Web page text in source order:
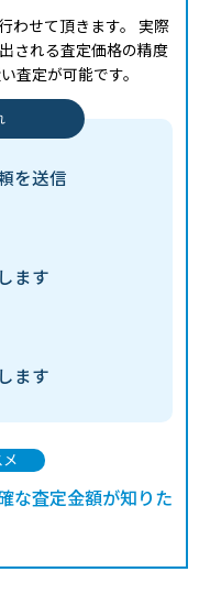
わせて頂きます。 実際
される査定価格の精度
査定が可能です。
を送信
ます
ます
な査定金額が知りた